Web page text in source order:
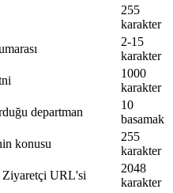
255
karakter
2-15
karakter
1000
karakter
departman
10
basamak
konusu
255
karakter
URL'si
2048
karakter